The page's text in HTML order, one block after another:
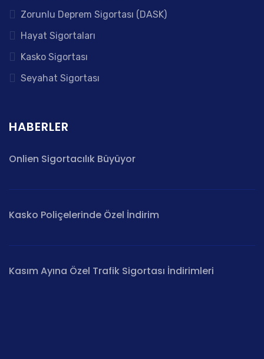
Zorunlu Deprem Sigortası (DASK)
Hayat Sigortaları
Kasko Sigortası
Seyahat Sigortası
HABERLER
Onlien Sigortacılık Büyüyor
Kasko Poliçelerinde Özel İndirim
Kasım Ayına Özel Trafik Sigortası İndirimleri